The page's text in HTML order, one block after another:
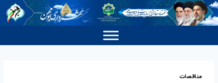
مناقصات